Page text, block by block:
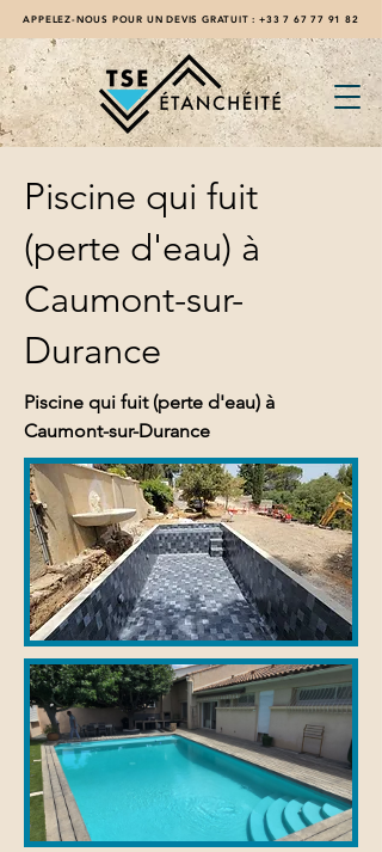
APPELEZ-NOUS POUR UN DEVIS GRATUIT : +33 7 67 77 91 82
Piscine qui fuit
(perte d'eau) à
Caumont-sur-
Durance
Piscine qui fuit (perte d'eau) à
Caumont-sur-Durance